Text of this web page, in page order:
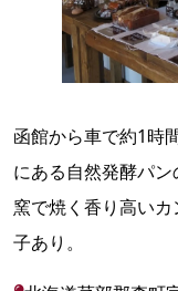
函館から車で約1時
にある自然発酵パ
窯で焼く香り高い
子あり。